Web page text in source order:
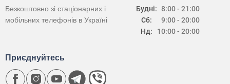
Будні:
Сб:
Нд:
8:00 - 21:00
9:00 - 20:00
10:00 - 20:00
Безкоштовно зі стаціонарних і
мобільних телефонів в Україні
Приєднуйтесь